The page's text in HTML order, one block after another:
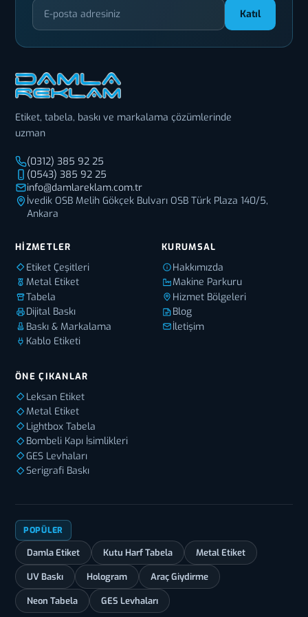
Katıl
Etiket, tabela, baskı ve markalama çözümlerinde
uzman
(0312) 385 92 25
(0543) 385 92 25
info@damlareklam.com.tr
İvedik OSB Melih Gökçek Bulvarı OSB Türk Plaza 140/5,
Ankara
HIZMETLER
Etiket Çeşitleri
Metal Etiket
Tabela
Dijital Baskı
Baskı & Markalama
Kablo Etiketi
KURUMSAL
Hakkımızda
Makine Parkuru
Hizmet Bölgeleri
Blog
İletişim
ÖNE ÇIKANLAR
Leksan Etiket
Metal Etiket
Lightbox Tabela
Bombeli Kapı İsimlikleri
GES Levhaları
Serigrafi Baskı
POPÜLER
Damla Etiket Kutu Harf Tabela Metal Etiket
UV Baskı Hologram Araç Giydirme
Neon Tabela GES Levhaları